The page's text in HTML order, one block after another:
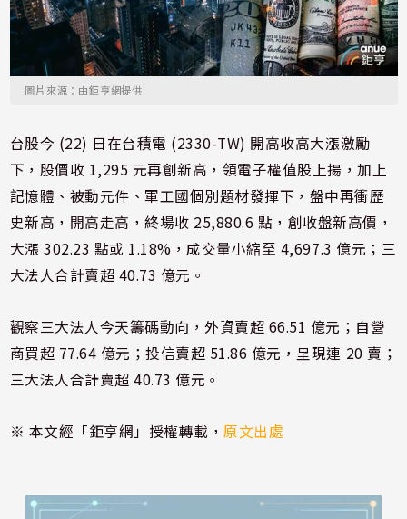
圖片來源：由鉅亨網提供
台股今 (22) 日在台積電 (2330-TW) 開高收高大漲激勵
下，股價收 1,295 元再創新高，領電子權值股上揚，加上
記憶體、被動元件、軍工國個別題材發揮下，盤中再衝歷
史新高，開高走高，終場收 25,880.6 點，創收盤新高價，
大漲 302.23 點或 1.18%，成交量小縮至 4,697.3 億元；三
大法人合計賣超 40.73 億元。
觀察三大法人今天籌碼動向，外資賣超 66.51 億元；自營
商買超 77.64 億元；投信賣超 51.86 億元，呈現連 20 賣；
三大法人合計賣超 40.73 億元。
※ 本文經「鉅亨網」授權轉載，原文出處